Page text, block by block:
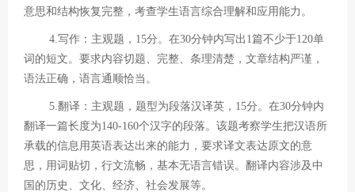
意思和结构恢复完整，考查学生语言综合理解和应用能力。
4.写作：主观题，15分。在30分钟内写出1篇不少于120单
词的短文。要求内容切题、完整、条理清楚，文章结构严谨，
语法正确，语言通顺恰当。
5.翻译：主观题，题型为段落汉译英，15分。在30分钟内
翻译一篇长度为140-160个汉字的段落。该题考察学生把汉语所
承载的信息用英语表达出来的能力，要求译文表达原文的意
思，用词贴切，行文流畅，基本无语言错误。翻译内容涉及中
国的历史、文化、经济、社会发展等。